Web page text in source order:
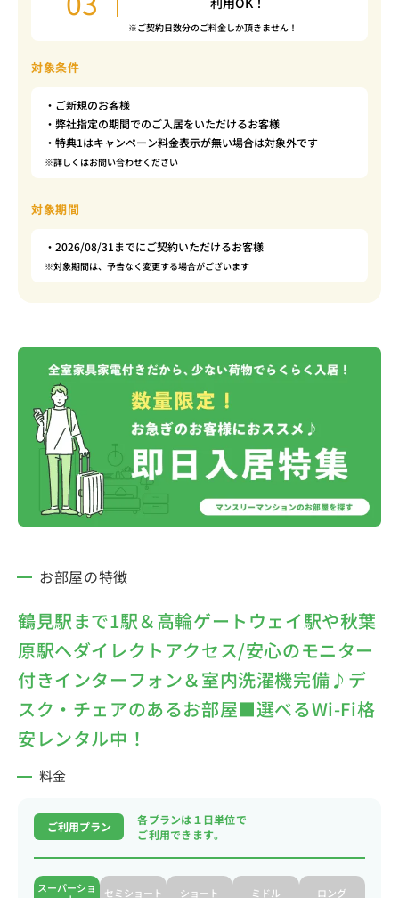
※ご契約日数分のご料金しか頂きません！
対象条件
・ご新規のお客様
・弊社指定の期間でのご入居をいただけるお客様
・特典1はキャンペーン料金表示が無い場合は対象外です
※詳しくはお問い合わせください
対象期間
・2026/08/31までにご契約いただけるお客様
※対象期間は、予告なく変更する場合がございます
お部屋の特徴
鶴見駅まで1駅＆高輪ゲートウェイ駅や秋葉
原駅へダイレクトアクセス/安心のモニター
付きインターフォン＆室内洗濯機完備♪デ
スク・チェアのあるお部屋■選べるWi-Fi格
安レンタル中！
料金
ご利用プラン
各プランは１日単位で
ご利用できます。
スーパーショ
セミショート ショート ミドル ロング